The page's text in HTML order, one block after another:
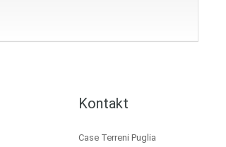
Kontakt
Case Terreni Puglia